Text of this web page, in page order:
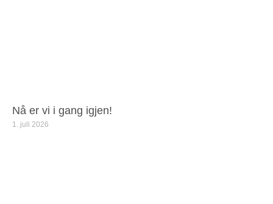
Nå er vi i gang igjen!
1. juli 2026